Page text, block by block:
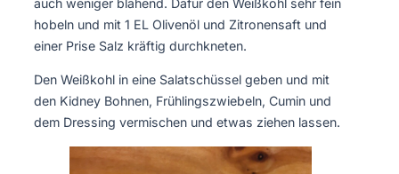
auch weniger blähend. Dafür den Weißkohl sehr fein
hobeln und mit 1 EL Olivenöl und Zitronensaft und
einer Prise Salz kräftig durchkneten.
Den Weißkohl in eine Salatschüssel geben und mit
den Kidney Bohnen, Frühlingszwiebeln, Cumin und
dem Dressing vermischen und etwas ziehen lassen.